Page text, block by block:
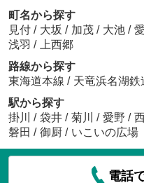
町名から探す
見付 / 大坂 / 加茂 / 大池 /
浅羽 /
上西郷
路線から探す
東海道本線 / 天竜浜名湖鉄
駅から探す
掛川
/ 袋井 / 菊川 / 愛野 /
磐田 / 御厨 / いこいの広場
電話